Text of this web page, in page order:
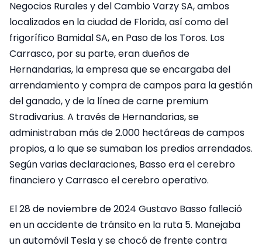
Negocios Rurales y del Cambio Varzy SA, ambos
localizados en la ciudad de Florida, así como del
frigorífico Bamidal SA, en Paso de los Toros. Los
Carrasco, por su parte, eran dueños de
Hernandarias, la empresa que se encargaba del
arrendamiento y compra de campos para la gestión
del ganado, y de la línea de carne premium
Stradivarius. A través de Hernandarias, se
administraban más de 2.000 hectáreas de campos
propios, a lo que se sumaban los predios arrendados.
Según varias declaraciones, Basso era el cerebro
financiero y Carrasco el cerebro operativo.
El 28 de noviembre de 2024 Gustavo Basso falleció
en un accidente de tránsito en la ruta 5. Manejaba
un automóvil Tesla y se chocó de frente contra